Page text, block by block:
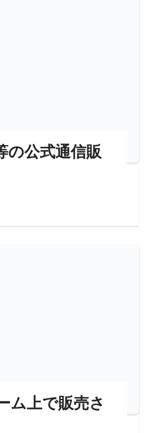
の公式通信販
ム上で販売さ